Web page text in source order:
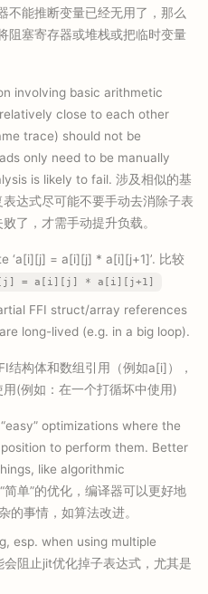
不能推断变量已经无用了，那么
阻塞寄存器或堆栈或把临时变量
involving basic arithmetic
close to each other
trace) should not be
only need to be manually
is likely to fail. 涉及相似的基
达式尽可能不要手动去消除子表
了，才需手动提升负载。
‘a[i][j] = a[i][j] * a[i][j+1]’. 比较
= a[i][j] * a[i][j+1]
FFI struct/array references
long-lived (e.g. in a big loop).
结构体和数组引用（例如a[i]），
(例如：在一个打循坏中使用)
optimizations where the
to perform them. Better
like algorithmic
单”的优化，编译器可以更好地
的事情，如算法改进。
esp. when using multiple
阻止jit优化掉子表达式，尤其是